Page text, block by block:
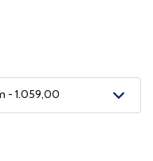
- 1.059,00